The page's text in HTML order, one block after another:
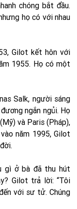
chóng bắt đầu.
họ có với nhau
Gilot kết hôn với
1955. Họ có một
Salk, người sáng
ngắn ngủi. Họ
và Paris (Pháp),
năm 1995, Gilot
gì ở bà đã thu hút
Gilot trả lời: “Tôi
với sư tử. Chúng